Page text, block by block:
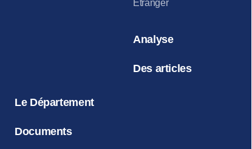
Étranger
Analyse
Des articles
Le Département
Documents